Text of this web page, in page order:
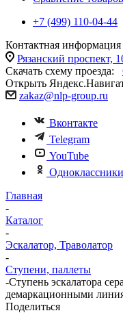
+7 (499) 110-04-44
Контактная информация
Рязанский проспект,
Скачать схему проезда:
Открыть
zakaz@nlp-group.ru
Вконтакте
Telegram
YouTube
Одноклассники
Главная
-
Каталог
-
Эскалатор, Траволатор
-
Ступени, паллеты
-Ступень эскалатора
демаркационными
Поделиться